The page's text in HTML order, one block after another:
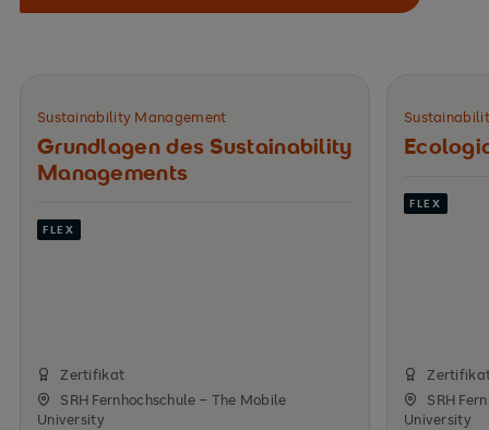
Sustainability Management
Grundlagen des ­Sustainability
Managements
FLEX
Zertifikat
SRH Fernhochschule – The Mobile
University
FLEX
SRH
University